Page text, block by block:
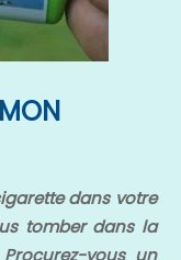
dans votre
tomber dans la
vous un